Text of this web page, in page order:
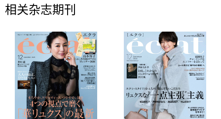
相关杂志期刊